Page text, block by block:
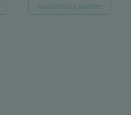
Produkt
Ausführung wählen